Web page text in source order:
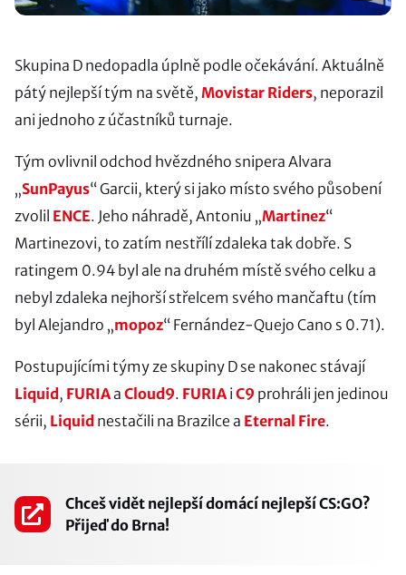
Skupina D nedopadla úplně podle očekávání. Aktuálně
pátý nejlepší tým na světě, Movistar Riders, neporazil
ani jednoho z účastníků turnaje.
Tým ovlivnil odchod hvězdného snipera Alvara
„SunPayus“ Garcii, který si jako místo svého působení
zvolil ENCE. Jeho náhradě, Antoniu „Martinez“
Martinezovi, to zatím nestřílí zdaleka tak dobře. S
ratingem 0.94 byl ale na druhém místě svého celku a
nebyl zdaleka nejhorší střelcem svého mančaftu (tím
byl Alejandro „mopoz“ Fernández-Quejo Cano s 0.71).
Postupujícími týmy ze skupiny D se nakonec stávají
Liquid , FURIAa Cloud9. FURIAi C9 prohráli jen jedinou
sérii, Liquid nestačili na Brazilce a Eternal Fire.
Chceš vidět nejlepší domácí nejlepší CS:GO?
Přijeď do Brna!